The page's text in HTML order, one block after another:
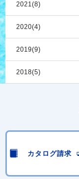
2021(8)
2020(4)
2019(9)
2018(5)
カタログ請求